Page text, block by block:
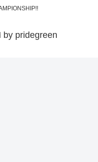
by pridegreen